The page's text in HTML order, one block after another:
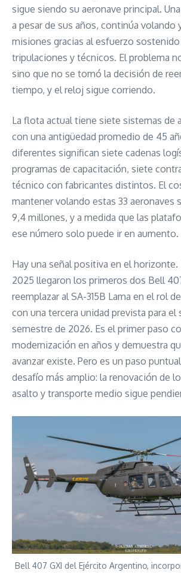
sigue siendo su aeronave principal.
a pesar de sus años, continúa volando
misiones gracias al esfuerzo sostenido
tripulaciones y técnicos. El problema
sino que no se tomó la decisión de
tiempo, y el reloj sigue corriendo.
La flota actual tiene siete sistemas de
con una antigüedad promedio de 45
diferentes significan siete cadenas
programas de capacitación, siete
técnico con fabricantes distintos. El
mantener volando estas 33 aeronaves
9,4 millones, y a medida que las
ese número solo puede ir en aumento.
Hay una señal positiva en el horizonte.
2025 llegaron los primeros dos Bell
reemplazar al SA-315B Lama en el rol
con una tercera unidad prevista para el
semestre de 2026. Es el primer paso
modernización en años y demuestra
avanzar existe. Pero es un paso
desafío más amplio: la renovación de
asalto y transporte medio sigue
Bell 407 GXI del Ejército Argentino,